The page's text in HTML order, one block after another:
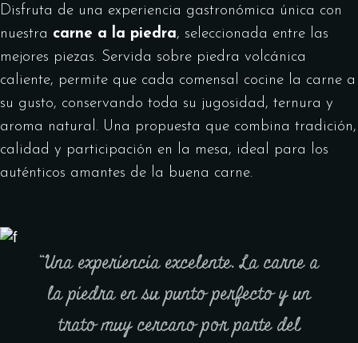
Disfruta de una experiencia gastronómica única con
nuestra carne a la piedra, seleccionada entre las
mejores piezas. Servida sobre piedra volcánica
caliente, permite que cada comensal cocine la carne a
su gusto, conservando toda su jugosidad, ternura y
aroma natural. Una propuesta que combina tradición,
calidad y participación en la mesa, ideal para los
auténticos amantes de la buena carne.
“Una experiencia excelente. La carne a
la piedra en su punto perfecto y un
trato muy cercano por parte del